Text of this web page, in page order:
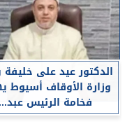
الدكتور عيد على
وزارة الأوقاف أسيوط
فخامة الرئيس عبد...